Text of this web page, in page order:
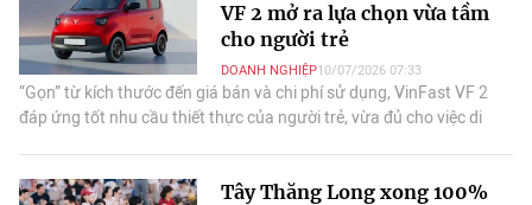
VF 2 mở ra lựa chọn vừa tầm
cho người trẻ
DOANH NGHIỆP10/07/2026 07:33
“Gọn” từ kích thước đến giá bán và chi phí sử dụng, VinFast VF 2
đáp ứng tốt nhu cầu thiết thực của người trẻ, vừa đủ cho việc di
Tây Thăng Long xong 100%